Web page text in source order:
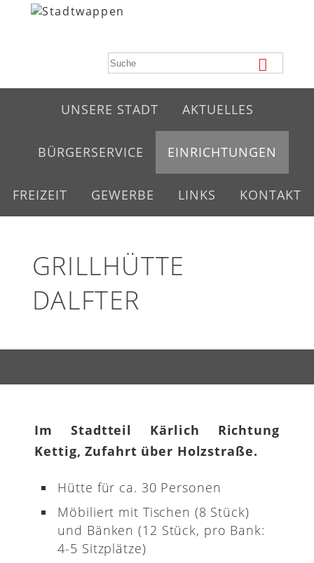
UNSERE STADT AKTUELLES
BÜRGERSERVICE EINRICHTUNGEN
FREIZEIT GEWERBE LINKS KONTAKT
GRILLHÜTTE
DALFTER
Im Stadtteil Kärlich Richtung
Kettig, Zufahrt über Holzstraße.
Hütte für ca. 30 Personen
Möbiliert mit Tischen (8 Stück)
und Bänken (12 Stück, pro Bank:
4-5 Sitzplätze)